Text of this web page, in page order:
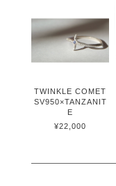
TWINKLE COMET
SV950×TANZANIT
E
¥22,000